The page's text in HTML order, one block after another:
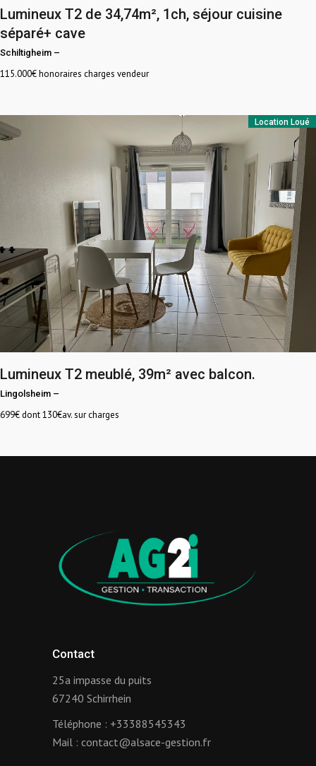
Lumineux T2 de 34,74m², 1ch, séjour cuisine
séparé+ cave
Schiltigheim –
115.000€ honoraires charges vendeur
Location Loué
Lumineux T2 meublé, 39m² avec balcon.
Lingolsheim –
699€ dont 130€av. sur charges
Contact
25a impasse du puits
67240 Schirrhein
Téléphone : +33388545343
Mail : contact@alsace-gestion.fr